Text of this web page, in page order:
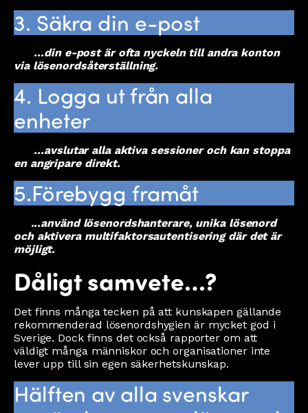
3. Säkra din e-post
...din e-post är ofta nyckeln till andra konton
via lösenordsåterställning.
4. Logga ut från alla
enheter
...avslutar alla aktiva sessioner och kan stoppa
en angripare direkt.
5.Förebygg framåt
...använd lösenordshanterare, unika lösenord
och aktivera multifaktorsautentisering där det är
möjligt.
Dåligt samvete…?
Det finns många tecken på att kunskapen gällande
rekommenderad lösenordshygien är mycket god i
Sverige. Dock finns det också rapporter om att
väldigt många människor och organisationer inte
lever upp till sin egen säkerhetskunskap.
Hälften av alla svenskar